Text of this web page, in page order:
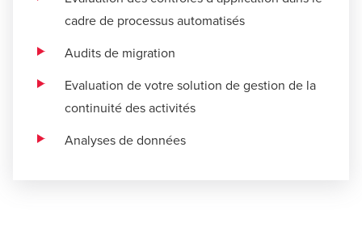
cadre de processus automatisés
Audits de migration
Evaluation de votre solution de gestion de la
continuité des activités
Analyses de données